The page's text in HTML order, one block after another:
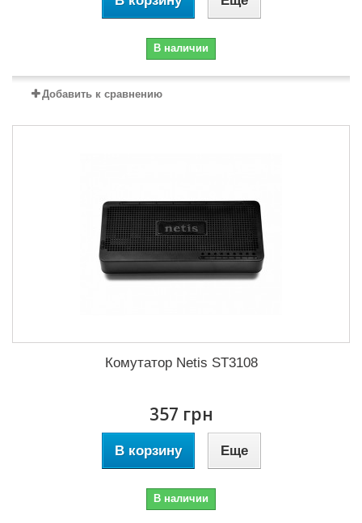
В наличии
Добавить к сравнению
Комутатор Netis ST3108
357 грн
В корзину Еще
В наличии